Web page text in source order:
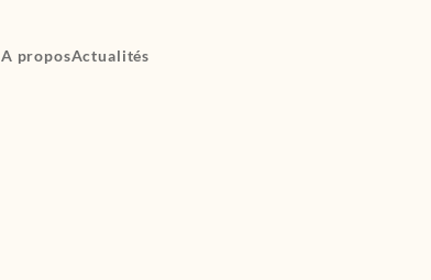
A proposActualités